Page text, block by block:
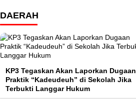
DAERAH
KP3 Tegaskan Akan Laporkan Dugaan
Praktik “Kadeudeuh” di Sekolah Jika
Terbukti Langgar Hukum